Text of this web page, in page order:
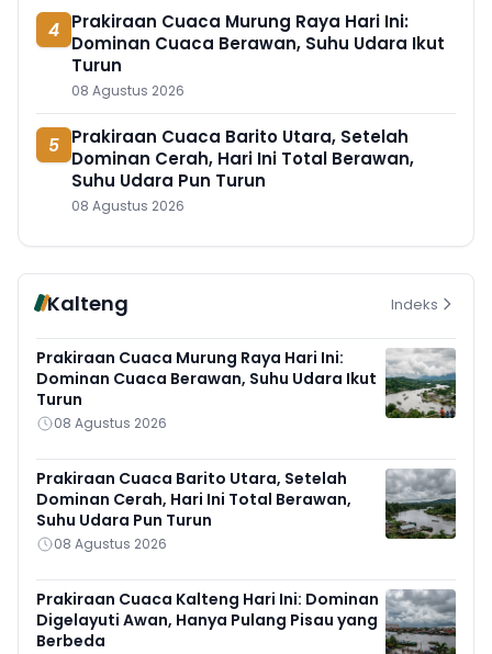
4 Prakiraan Cuaca Murung Raya Hari Ini:
Dominan Cuaca Berawan, Suhu Udara Ikut
Turun
08 Agustus 2026
5 Prakiraan Cuaca Barito Utara, Setelah
Dominan Cerah, Hari Ini Total Berawan,
Suhu Udara Pun Turun
08 Agustus 2026
Kalteng Indeks
Prakiraan Cuaca Murung Raya Hari Ini:
Dominan Cuaca Berawan, Suhu Udara Ikut
Turun
08 Agustus 2026
Prakiraan Cuaca Barito Utara, Setelah
Dominan Cerah, Hari Ini Total Berawan,
Suhu Udara Pun Turun
08 Agustus 2026
Prakiraan Cuaca Kalteng Hari Ini: Dominan
Digelayuti Awan, Hanya Pulang Pisau yang
Berbeda